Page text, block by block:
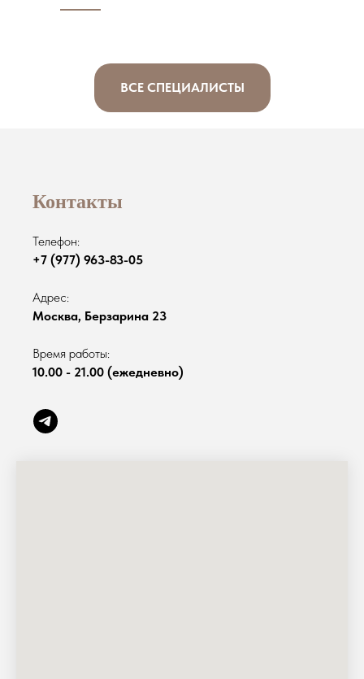
ВСЕ СПЕЦИАЛИСТЫ
Контакты
Телефон:
+7 (977) 963-83-05
Адрес:
Москва, Берзарина 23
Время работы:
10.00 - 21.00 (ежедневно)